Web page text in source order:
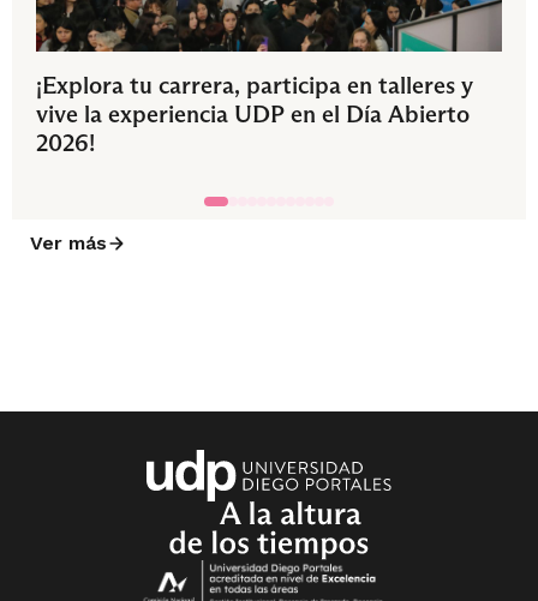
¡Explora tu carrera, participa en talleres y
vive la experiencia UDP en el Día Abierto
2026!
Ver más